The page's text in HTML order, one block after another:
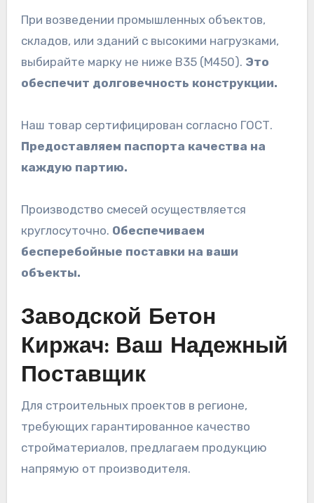
При возведении промышленных объектов,
складов, или зданий с высокими нагрузками,
выбирайте марку не ниже B35 (М450). Это
обеспечит долговечность конструкции.
Наш товар сертифицирован согласно ГОСТ.
Предоставляем паспорта качества на
каждую партию.
Производство смесей осуществляется
круглосуточно. Обеспечиваем
бесперебойные поставки на ваши
объекты.
Заводской Бетон
Киржач: Ваш Надежный
Поставщик
Для строительных проектов в регионе,
требующих гарантированное качество
стройматериалов, предлагаем продукцию
напрямую от производителя.